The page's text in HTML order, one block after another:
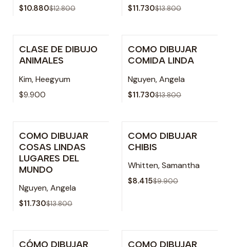
$10.880$12.800 $11.730$13.800
Agotado
CLASE DE DIBUJO
ANIMALES
Kim, Heegyum
$9.900
-15% OFF
COMO DIBUJAR
COMIDA LINDA
Nguyen, Angela
$11.730$13.800
-15% OFF
COMO DIBUJAR
COSAS LINDAS
LUGARES DEL
MUNDO
Nguyen, Angela
$11.730$13.800
-15% OFF
COMO DIBUJAR
CHIBIS
Whitten, Samantha
$8.415$9.900
CÓMO DIBUJAR
COMO DIBUJAR